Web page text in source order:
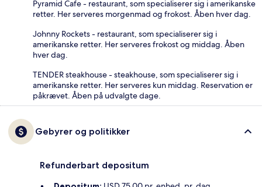
Pyramid Cafe - restaurant, som specialiserer sig i amerikanske
retter. Her serveres morgenmad og frokost. Åben hver dag.
Johnny Rockets - restaurant, som specialiserer sig i
amerikanske retter. Her serveres frokost og middag. Åben
hver dag.
TENDER steakhouse - steakhouse, som specialiserer sig i
amerikanske retter. Her serveres kun middag. Reservation er
påkrævet. Åben på udvalgte dage.
Gebyrer og politikker
Refunderbart depositum